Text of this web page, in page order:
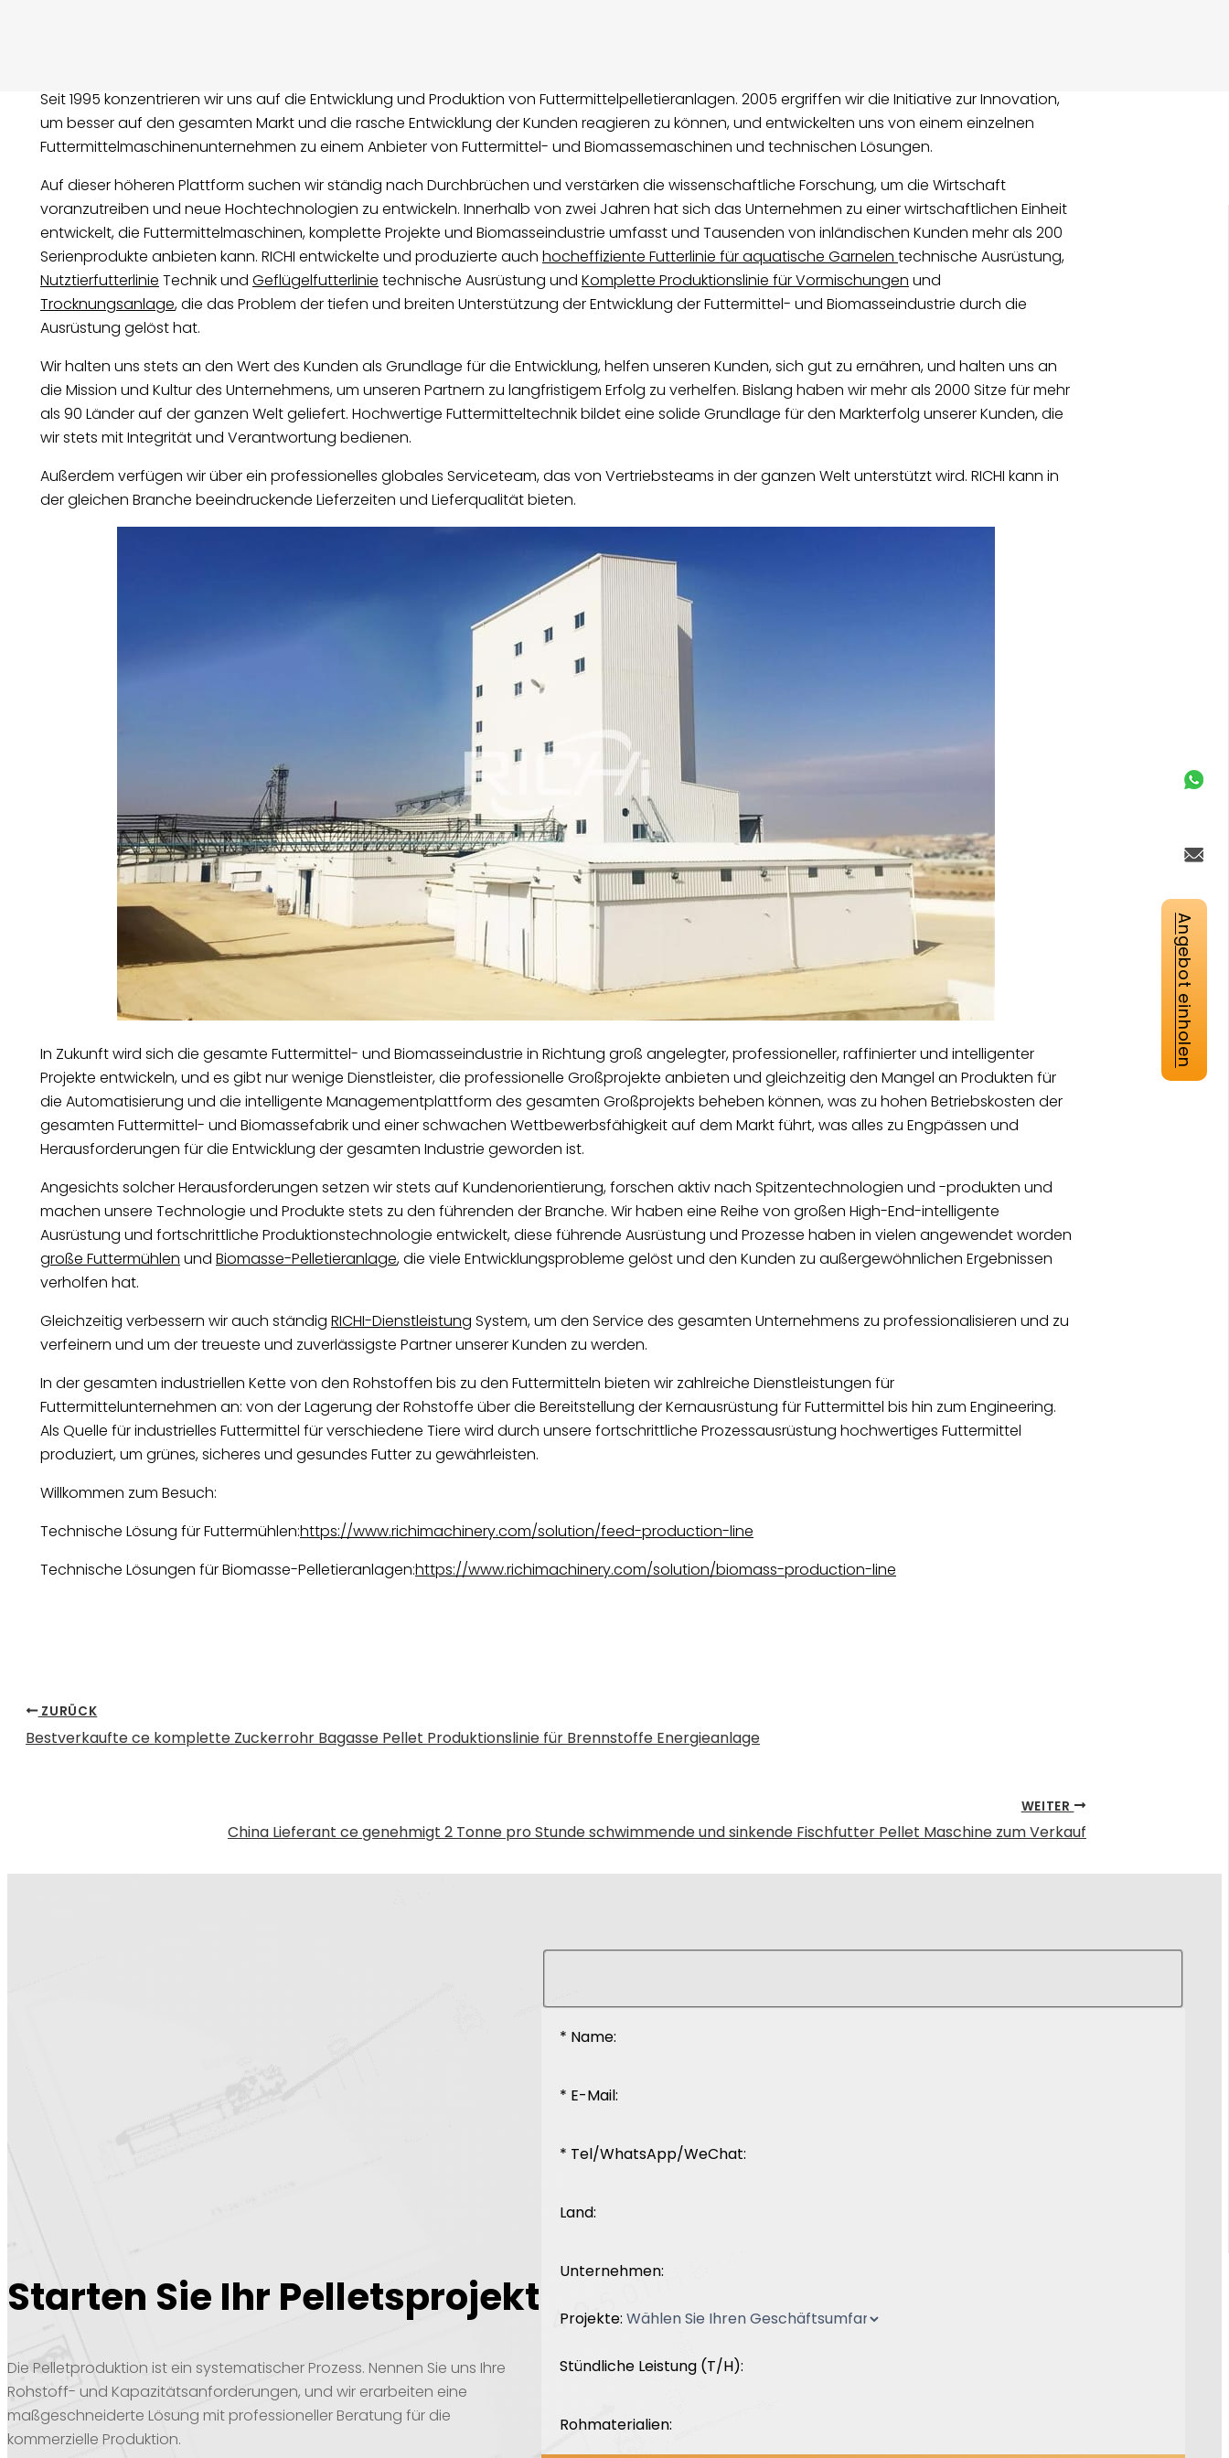
Seit 1995 konzentrieren wir uns auf die Entwicklung und Produktion von Futtermittelpelletieranlagen. 2005 ergriffen wir die Initiative zur Innovation,
um besser auf den gesamten Markt und die rasche Entwicklung der Kunden reagieren zu können, und entwickelten uns von einem einzelnen
Futtermittelmaschinenunternehmen zu einem Anbieter von Futtermittel- und Biomassemaschinen und technischen Lösungen.
Auf dieser höheren Plattform suchen wir ständig nach Durchbrüchen und verstärken die wissenschaftliche Forschung, um die Wirtschaft
voranzutreiben und neue Hochtechnologien zu entwickeln. Innerhalb von zwei Jahren hat sich das Unternehmen zu einer wirtschaftlichen Einheit
entwickelt, die Futtermittelmaschinen, komplette Projekte und Biomasseindustrie umfasst und Tausenden von inländischen Kunden mehr als 200
Serienprodukte anbieten kann. RICHI entwickelte und produzierte auch hocheffiziente Futterlinie für aquatische Garnelen technische Ausrüstung,
Nutztierfutterlinie Technik und Geflügelfutterlinie technische Ausrüstung und Komplette Produktionslinie für Vormischungen und
Trocknungsanlage, die das Problem der tiefen und breiten Unterstützung der Entwicklung der Futtermittel- und Biomasseindustrie durch die
Ausrüstung gelöst hat.
Wir halten uns stets an den Wert des Kunden als Grundlage für die Entwicklung, helfen unseren Kunden, sich gut zu ernähren, und halten uns an
die Mission und Kultur des Unternehmens, um unseren Partnern zu langfristigem Erfolg zu verhelfen. Bislang haben wir mehr als 2000 Sitze für mehr
als 90 Länder auf der ganzen Welt geliefert. Hochwertige Futtermitteltechnik bildet eine solide Grundlage für den Markterfolg unserer Kunden, die
wir stets mit Integrität und Verantwortung bedienen.
Außerdem verfügen wir über ein professionelles globales Serviceteam, das von Vertriebsteams in der ganzen Welt unterstützt wird. RICHI kann in
der gleichen Branche beeindruckende Lieferzeiten und Lieferqualität bieten.
In Zukunft wird sich die gesamte Futtermittel- und Biomasseindustrie in Richtung groß angelegter, professioneller, raffinierter und intelligenter
Projekte entwickeln, und es gibt nur wenige Dienstleister, die professionelle Großprojekte anbieten und gleichzeitig den Mangel an Produkten für
die Automatisierung und die intelligente Managementplattform des gesamten Großprojekts beheben können, was zu hohen Betriebskosten der
gesamten Futtermittel- und Biomassefabrik und einer schwachen Wettbewerbsfähigkeit auf dem Markt führt, was alles zu Engpässen und
Herausforderungen für die Entwicklung der gesamten Industrie geworden ist.
Angesichts solcher Herausforderungen setzen wir stets auf Kundenorientierung, forschen aktiv nach Spitzentechnologien und -produkten und
machen unsere Technologie und Produkte stets zu den führenden der Branche. Wir haben eine Reihe von großen High-End-intelligente
Ausrüstung und fortschrittliche Produktionstechnologie entwickelt, diese führende Ausrüstung und Prozesse haben in vielen angewendet worden
große Futtermühlen und Biomasse-Pelletieranlage, die viele Entwicklungsprobleme gelöst und den Kunden zu außergewöhnlichen Ergebnissen
verholfen hat.
Gleichzeitig verbessern wir auch ständig RICHI-Dienstleistung System, um den Service des gesamten Unternehmens zu professionalisieren und zu
verfeinern und um der treueste und zuverlässigste Partner unserer Kunden zu werden.
In der gesamten industriellen Kette von den Rohstoffen bis zu den Futtermitteln bieten wir zahlreiche Dienstleistungen für
Futtermittelunternehmen an: von der Lagerung der Rohstoffe über die Bereitstellung der Kernausrüstung für Futtermittel bis hin zum Engineering.
Als Quelle für industrielles Futtermittel für verschiedene Tiere wird durch unsere fortschrittliche Prozessausrüstung hochwertiges Futtermittel
produziert, um grünes, sicheres und gesundes Futter zu gewährleisten.
Willkommen zum Besuch:
Technische Lösung für Futtermühlen:https://www.richimachinery.com/solution/feed-production-line
Technische Lösungen für Biomasse-Pelletieranlagen:https://www.richimachinery.com/solution/biomass-production-line
ZURÜCK
Bestverkaufte ce komplette Zuckerrohr Bagasse Pellet Produktionslinie für Brennstoffe Energieanlage
WEITER
China Lieferant ce genehmigt 2 Tonne pro Stunde schwimmende und sinkende Fischfutter Pellet Maschine zum Verkauf
Starten Sie Ihr Pelletsprojekt
Die Pelletproduktion ist ein systematischer Prozess. Nennen Sie uns Ihre
Rohstoff- und Kapazitätsanforderungen, und wir erarbeiten eine
maßgeschneiderte Lösung mit professioneller Beratung für die
kommerzielle Produktion.
* Name:
* E-Mail:
* Tel/WhatsApp/WeChat:
Land:
Unternehmen:
Projekte:
Stündliche Leistung (T/H):
Rohmaterialien:
Angebot einholen